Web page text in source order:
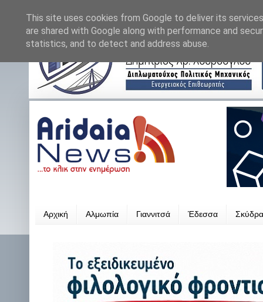
Αρχική Αλμωπία Γιαννιτσά Έδεσσα Σκύδρα
This site uses cookies from Google to deliver its
are shared with Google along with performance and
statistics, and to detect and address abuse.